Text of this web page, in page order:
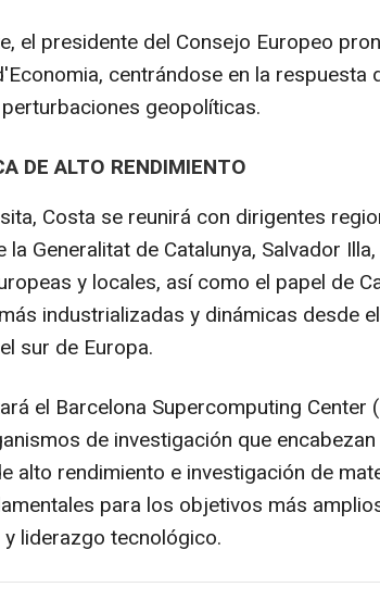
el presidente del Consejo Europeo
centrándose en la respuesta
geopolíticas.
DE ALTO RENDIMIENTO
Costa se reunirá con dirigentes
la Generalitat de Catalunya, Salvador
y locales, así como el papel de
industrializadas y dinámicas desde
sur de Europa.
el Barcelona Supercomputing Center
de investigación que
alto rendimiento e investigación de
para los objetivos más
liderazgo tecnológico.